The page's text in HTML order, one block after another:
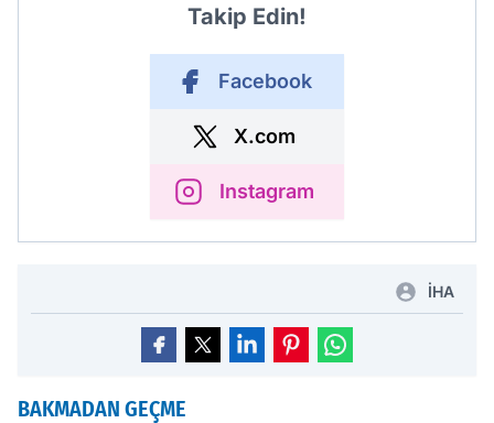
Takip Edin!
Facebook
X.com
Instagram
İHA
BAKMADAN GEÇME